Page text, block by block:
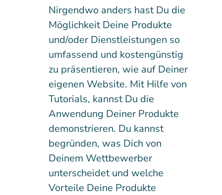
Nirgendwo anders hast Du die
Möglichkeit Deine Produkte
und/oder Dienstleistungen so
umfassend und kostengünstig
zu präsentieren, wie auf Deiner
eigenen Website. Mit Hilfe von
Tutorials, kannst Du die
Anwendung Deiner Produkte
demonstrieren. Du kannst
begründen, was Dich von
Deinem Wettbewerber
unterscheidet und welche
Vorteile Deine Produkte